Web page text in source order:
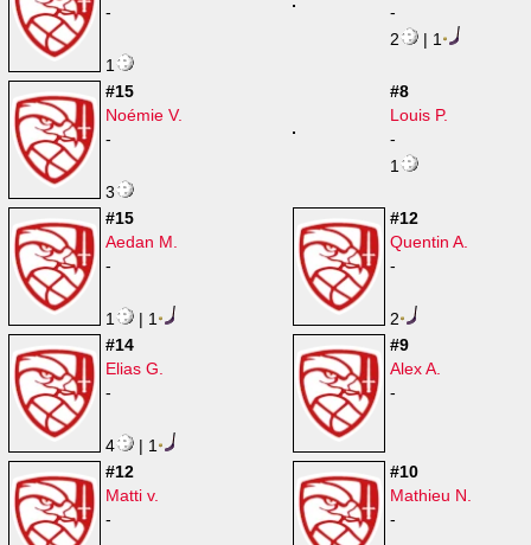
-
1
-
2
| 1
#15
Noémie V.
-
3
#8
Louis P.
-
1
#15
Aedan M.
-
1 | 1
#12
Quentin A.
-
2
#14
Elias G.
-
4 | 1
#9
Alex A.
-
#12
Matti v.
-
#10
Mathieu N.
-